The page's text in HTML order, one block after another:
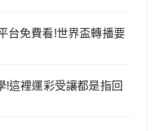
台免費看!世界盃轉播要
這裡運彩受讓都是指回